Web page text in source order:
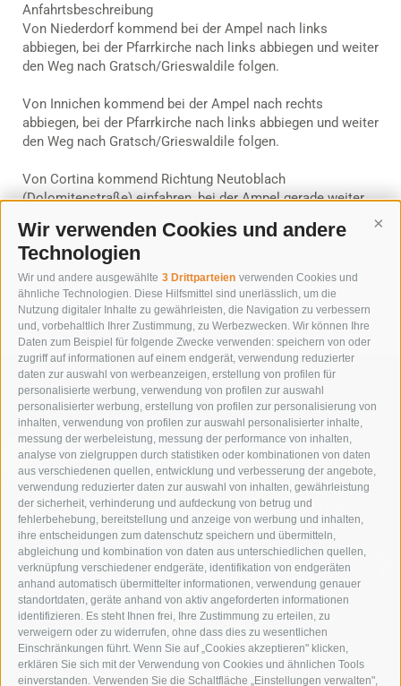
Wir verwenden Cookies und andere
Technologien
Wir und andere ausgewählte 3 Drittparteien verwenden Cookies und
ähnliche Technologien. Diese Hilfsmittel sind unerlässlich, um die
Nutzung digitaler Inhalte zu gewährleisten, die Navigation zu verbessern
und, vorbehaltlich Ihrer Zustimmung, zu Werbezwecken. Wir können Ihre
Daten zum Beispiel für folgende Zwecke verwenden: speichern von oder
zugriff auf informationen auf einem endgerät, verwendung reduzierter
daten zur auswahl von werbeanzeigen, erstellung von profilen für
personalisierte werbung, verwendung von profilen zur auswahl
personalisierter werbung, erstellung von profilen zur personalisierung von
inhalten, verwendung von profilen zur auswahl personalisierter inhalte,
messung der werbeleistung, messung der performance von inhalten,
analyse von zielgruppen durch statistiken oder kombinationen von daten
aus verschiedenen quellen, entwicklung und verbesserung der angebote,
verwendung reduzierter daten zur auswahl von inhalten, gewährleistung
der sicherheit, verhinderung und aufdeckung von betrug und
fehlerbehebung, bereitstellung und anzeige von werbung und inhalten,
ihre entscheidungen zum datenschutz speichern und übermitteln,
abgleichung und kombination von daten aus unterschiedlichen quellen,
verknüpfung verschiedener endgeräte, identifikation von endgeräten
anhand automatisch übermittelter informationen, verwendung genauer
standortdaten, geräte anhand von aktiv angeforderten informationen
identifizieren. Es steht Ihnen frei, Ihre Zustimmung zu erteilen, zu
verweigern oder zu widerrufen, ohne dass dies zu wesentlichen
Einschränkungen führt. Wenn Sie auf „Cookies akzeptieren" klicken,
erklären Sie sich mit der Verwendung von Cookies und ähnlichen Tools
einverstanden. Verwenden Sie die Schaltfläche „Einstellungen verwalten",
Anfahrtsbeschreibung
Von Niederdorf kommend bei der Ampel nach links
abbiegen, bei der Pfarrkirche nach links abbiegen und weiter
den Weg nach Gratsch/Grieswaldile folgen.
Von Innichen kommend bei der Ampel nach rechts
abbiegen, bei der Pfarrkirche nach links abbiegen und weiter
den Weg nach Gratsch/Grieswaldile folgen.
Von Cortina kommend Richtung Neutoblach
(Dolomitenstraße) einfahren, bei der Ampel gerade weiter
Weg nach Gratsch/Grieswaldile folgen.
« zurück
TAUCHE EIN IN DIE NATUR DES
LEBENS
SOMMERURLAUB